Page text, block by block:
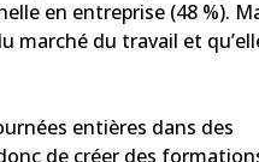
en entreprise (48 %).
marché du travail et
entières dans des
de créer des